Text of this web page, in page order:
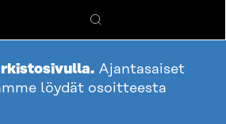
Hae
Ajantasaiset
löydät osoitteesta